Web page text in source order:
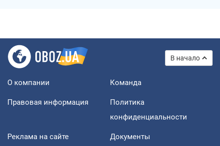
В начало
О компании Команда
Правовая информация
Политика
конфиденциальности
Реклама на сайте Документы